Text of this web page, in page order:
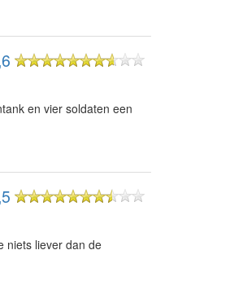
en vier soldaten een
niets liever dan de